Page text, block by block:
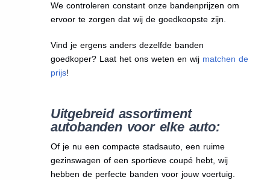
We controleren constant onze bandenprijzen om
ervoor te zorgen dat wij de goedkoopste zijn.
Vind je ergens anders dezelfde banden
goedkoper? Laat het ons weten en wij matchen de
prijs!
Uitgebreid assortiment
autobanden voor elke auto:
Of je nu een compacte stadsauto, een ruime
gezinswagen of een sportieve coupé hebt, wij
hebben de perfecte banden voor jouw voertuig.